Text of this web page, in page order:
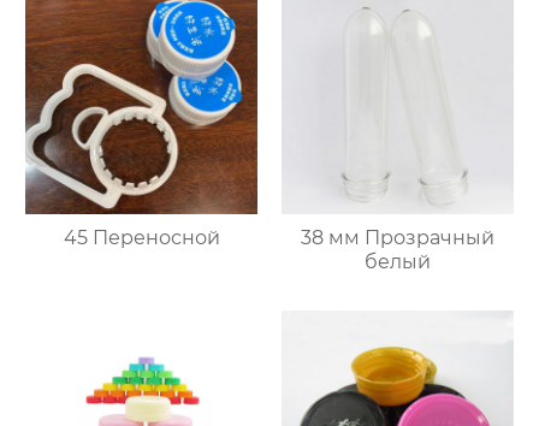
45 Переносной
38 мм Прозрачный
белый